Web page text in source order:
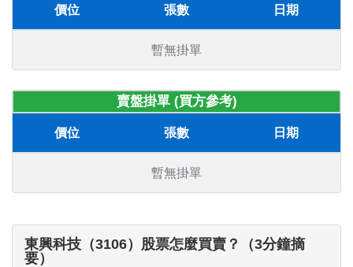
價位 張數 日期
暫無掛單
賣盤掛單 (買方參考)
價位 張數 日期
暫無掛單
東興科技（3106）股票怎麼買賣？（3分鐘摘
要）